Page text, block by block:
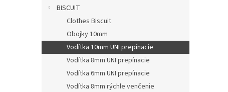
BISCUIT
Clothes Biscuit
Obojky 10mm
Vodítka 10mm UNI prepínacie
Vodítka 8mm UNI prepínacie
Vodítka 6mm UNI prepínacie
Vodítka 8mm rýchle venčenie